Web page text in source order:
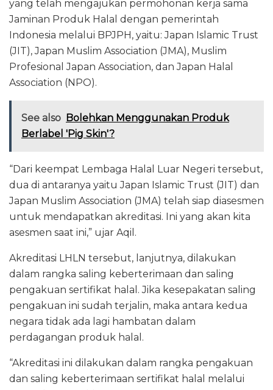
yang telah mengajukan permohonan kerja sama
Jaminan Produk Halal dengan pemerintah
Indonesia melalui BPJPH, yaitu: Japan Islamic Trust
(JIT), Japan Muslim Association (JMA), Muslim
Profesional Japan Association, dan Japan Halal
Association (NPO).
See also Bolehkan Menggunakan Produk
Berlabel 'Pig Skin'?
“Dari keempat Lembaga Halal Luar Negeri tersebut,
dua di antaranya yaitu Japan Islamic Trust (JIT) dan
Japan Muslim Association (JMA) telah siap diasesmen
untuk mendapatkan akreditasi. Ini yang akan kita
asesmen saat ini,” ujar Aqil.
Akreditasi LHLN tersebut, lanjutnya, dilakukan
dalam rangka saling keberterimaan dan saling
pengakuan sertifikat halal. Jika kesepakatan saling
pengakuan ini sudah terjalin, maka antara kedua
negara tidak ada lagi hambatan dalam
perdagangan produk halal.
“Akreditasi ini dilakukan dalam rangka pengakuan
dan saling keberterimaan sertifikat halal melalui